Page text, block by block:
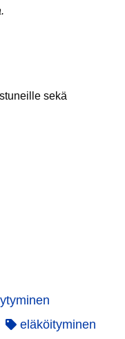
sekä
eläköityminen